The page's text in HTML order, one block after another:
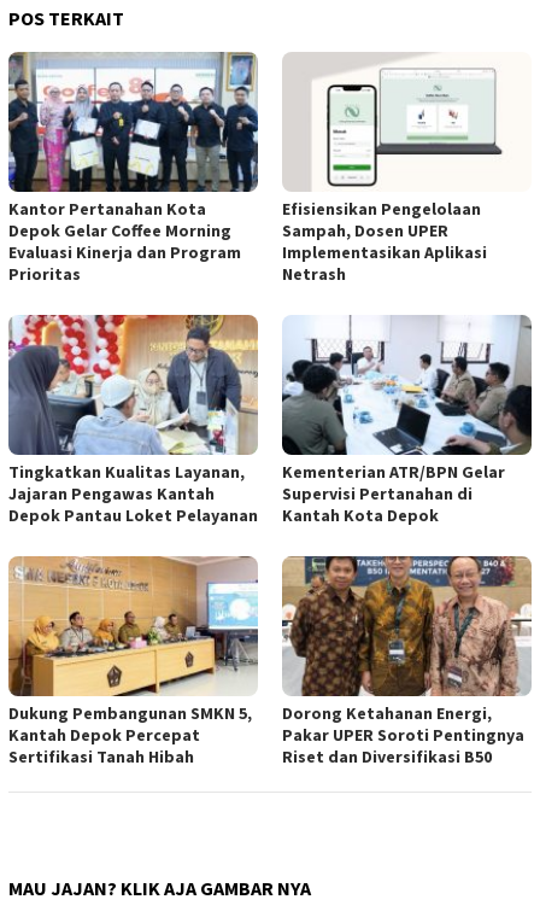
POS TERKAIT
Kantor Pertanahan Kota
Depok Gelar Coffee Morning
Evaluasi Kinerja dan Program
Prioritas
Efisiensikan Pengelolaan
Sampah, Dosen UPER
Implementasikan Aplikasi
Netrash
Tingkatkan Kualitas Layanan,
Jajaran Pengawas Kantah
Depok Pantau Loket Pelayanan
Kementerian ATR/BPN Gelar
Supervisi Pertanahan di
Kantah Kota Depok
Dukung Pembangunan SMKN 5,
Kantah Depok Percepat
Sertifikasi Tanah Hibah
Dorong Ketahanan Energi,
Pakar UPER Soroti Pentingnya
Riset dan Diversifikasi B50
MAU JAJAN? KLIK AJA GAMBAR NYA